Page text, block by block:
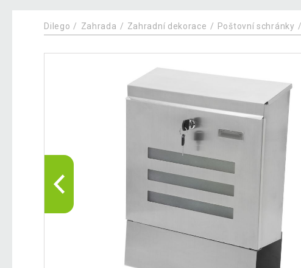
Dilego Zahrada Zahradní dekorace Poštovní schránky